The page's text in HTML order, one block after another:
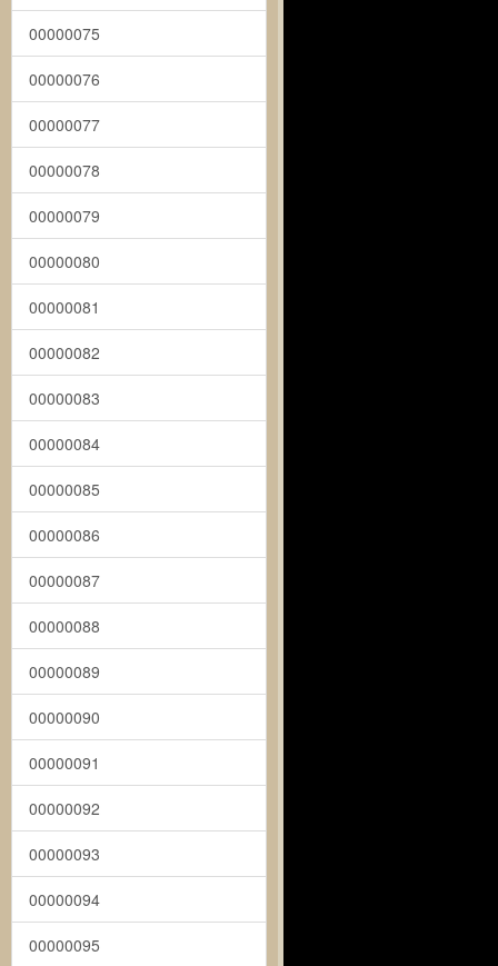
00000075
00000076
00000077
00000078
00000079
00000080
00000081
00000082
00000083
00000084
00000085
00000086
00000087
00000088
00000089
00000090
00000091
00000092
00000093
00000094
00000095